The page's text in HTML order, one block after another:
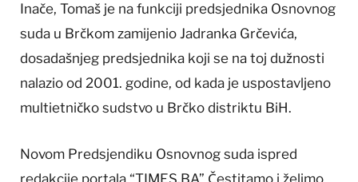
Inače, Tomaš je na funkciji predsjednika Osnovnog
suda u Brčkom zamijenio Jadranka Grčevića,
dosadašnjeg predsjednika koji se na toj dužnosti
nalazio od 2001. godine, od kada je uspostavljeno
multietničko sudstvo u Brčko distriktu BiH.
Novom Predsjendiku Osnovnog suda ispred
redakcije portala “TIMES.BA” Čestitamo i želimo